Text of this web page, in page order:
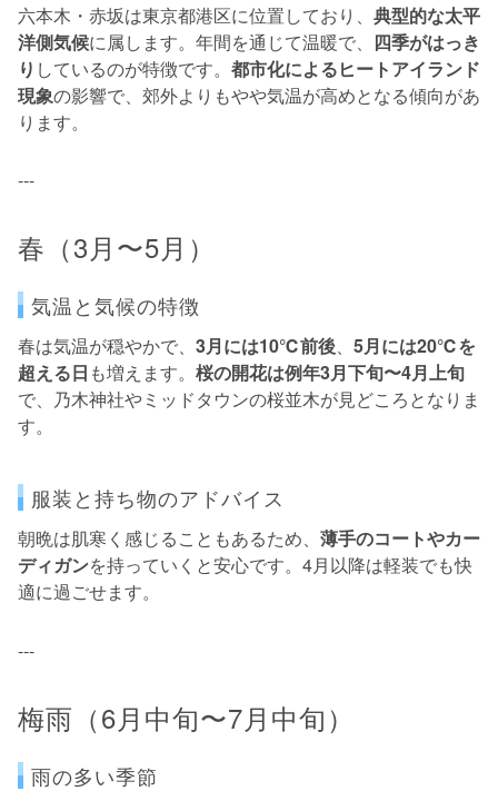
六本木・赤坂は東京都港区に位置しており、 典型的な太平
洋側気候に属します。年間を通じて温暖で、 四季がはっき
り しているのが特徴です。 都市化によるヒートアイランド
現象の影響で、郊外よりもやや気温が高めとなる傾向があ
ります。
---
春（3月〜5月）
気温と気候の特徴
春は気温が穏やかで、 3月には10℃前後、 5月には20℃を
超える日 も増えます。 桜の開花は例年3月下旬〜4月上旬
で、乃木神社やミッドタウンの桜並木が見どころとなりま
す。
服装と持ち物のアドバイス
朝晩は肌寒く感じることもあるため、 薄手のコートやカー
ディガンを持っていくと安心です。4月以降は軽装でも快
適に過ごせます。
---
梅雨（6月中旬〜7月中旬）
雨の多い季節